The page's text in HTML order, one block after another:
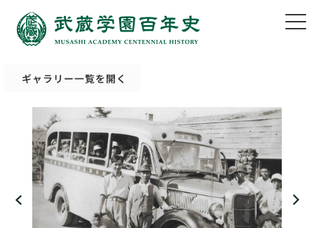
ギャラリー一覧を開く